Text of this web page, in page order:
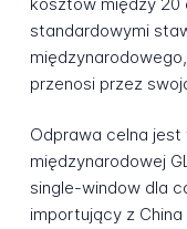
standardowymi
przenosi przez
Odprawa celna jest
międzynarodowej
single-window dla
importujący z